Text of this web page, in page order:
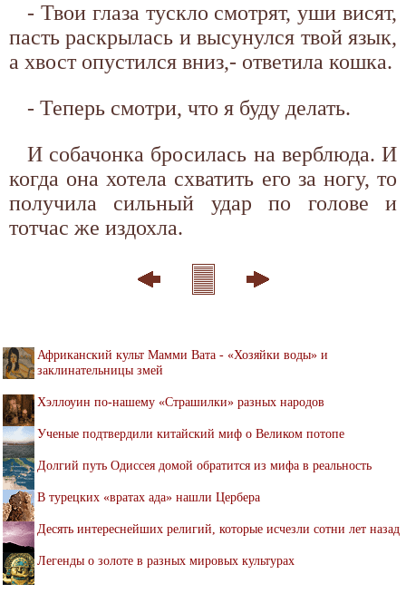
- Твои глаза тускло смотрят, уши висят,
пасть раскрылась и высунулся твой язык,
а хвост опустился вниз,- ответила кошка.
- Теперь смотри, что я буду делать.
И собачонка бросилась на верблюда. И
когда она хотела схватить его за ногу, то
получила сильный удар по голове и
тотчас же издохла.
Африканский культ Мамми Вата - «Хозяйки воды» и
заклинательницы змей
Хэллоуин по-нашему «Страшилки» разных народов
Ученые подтвердили китайский миф о Великом потопе
Долгий путь Одиссея домой обратится из мифа в реальность
В турецких «вратах ада» нашли Цербера
Десять интереснейших религий, которые исчезли сотни лет назад
Легенды о золоте в разных мировых культурах